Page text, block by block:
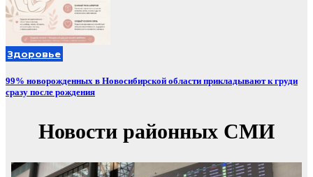
Здоровье
99% новорожденных в Новосибирской области прикладывают к груди
сразу после рождения